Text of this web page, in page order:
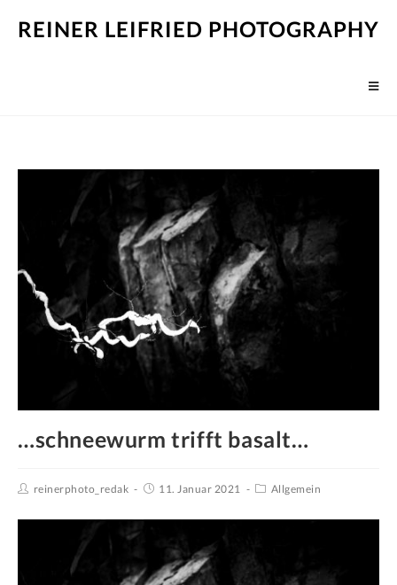
REINER LEIFRIED PHOTOGRAPHY
…schneewurm trifft basalt…
reinerphoto_redak 11. Januar 2021 Allgemein